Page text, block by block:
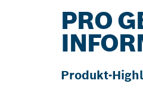
PRO
Produkt-